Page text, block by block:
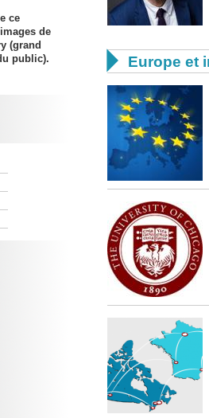
ce
de
(grand
public).
 Europe et